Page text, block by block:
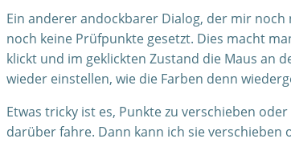
Ein anderer andockbarer Dialog, der mir
noch keine Prüfpunkte gesetzt. Dies macht
klickt und im geklickten Zustand die Maus an
wieder einstellen, wie die Farben denn
Etwas tricky ist es, Punkte zu verschieben
darüber fahre. Dann kann ich sie verschieben